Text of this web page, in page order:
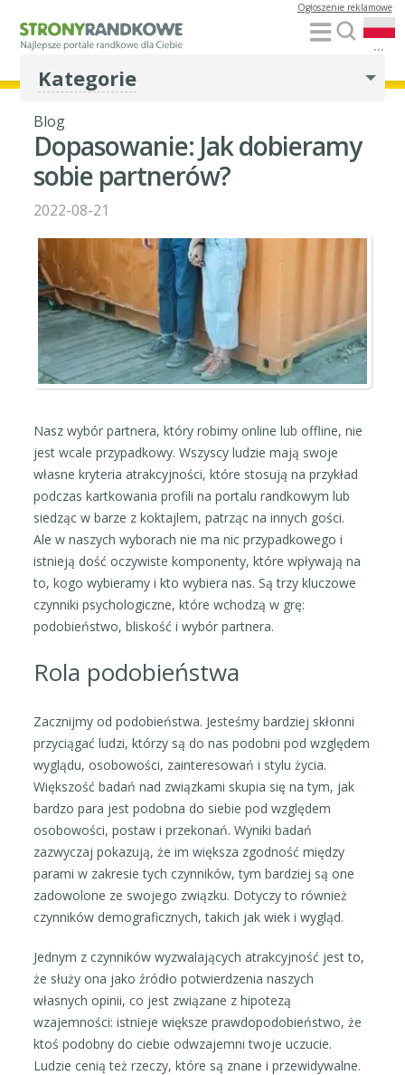
...
Ogłoszenie reklamowe
Kategorie
Blog
Dopasowanie: Jak dobieramy
sobie partnerów?
2022-08-21
Nasz wybór partnera, który robimy online lub offline, nie
jest wcale przypadkowy. Wszyscy ludzie mają swoje
własne kryteria atrakcyjności, które stosują na przykład
podczas kartkowania profili na portalu randkowym lub
siedząc w barze z koktajlem, patrząc na innych gości.
Ale w naszych wyborach nie ma nic przypadkowego i
istnieją dość oczywiste komponenty, które wpływają na
to, kogo wybieramy i kto wybiera nas. Są trzy kluczowe
czynniki psychologiczne, które wchodzą w grę:
podobieństwo, bliskość i wybór partnera.
Rola podobieństwa
Zacznijmy od podobieństwa. Jesteśmy bardziej skłonni
przyciągać ludzi, którzy są do nas podobni pod względem
wyglądu, osobowości, zainteresowań i stylu życia.
Większość badań nad związkami skupia się na tym, jak
bardzo para jest podobna do siebie pod względem
osobowości, postaw i przekonań. Wyniki badań
zazwyczaj pokazują, że im większa zgodność między
parami w zakresie tych czynników, tym bardziej są one
zadowolone ze swojego związku. Dotyczy to również
czynników demograficznych, takich jak wiek i wygląd.
Jednym z czynników wyzwalających atrakcyjność jest to,
że służy ona jako źródło potwierdzenia naszych
własnych opinii, co jest związane z hipotezą
wzajemności: istnieje większe prawdopodobieństwo, że
ktoś podobny do ciebie odwzajemni twoje uczucie.
Ludzie cenią też rzeczy, które są znane i przewidywalne.